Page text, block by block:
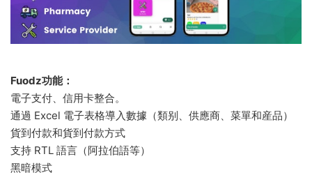
Fuodz功能：
電子支付、信用卡整合。
通過 Excel 電子表格導入數據（類别、供應商、菜單和産品）
貨到付款和貨到付款方式
支持 RTL 語言（阿拉伯語等）
黑暗模式